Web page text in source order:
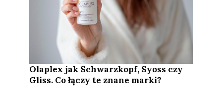
Olaplex jak Schwarzkopf, Syoss czy
Gliss. Co łączy te znane marki?